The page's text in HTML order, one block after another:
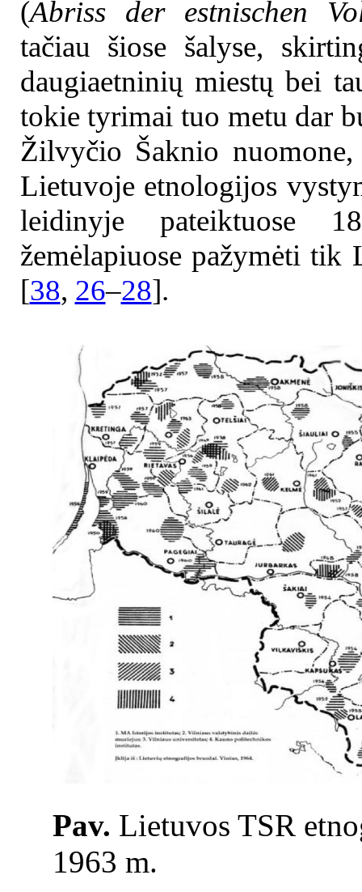
(Abriss der estnischen
tačiau šiose šalyse,
daugiaetninių miestų bei
tokie tyrimai tuo metu dar
Žilvyčio Šaknio
Lietuvoje etnologijos
leidinyje pateiktuose
žemėlapiuose pažymėti
[38, 26–28].
Pav. Lietuvos TSR
1963 m.